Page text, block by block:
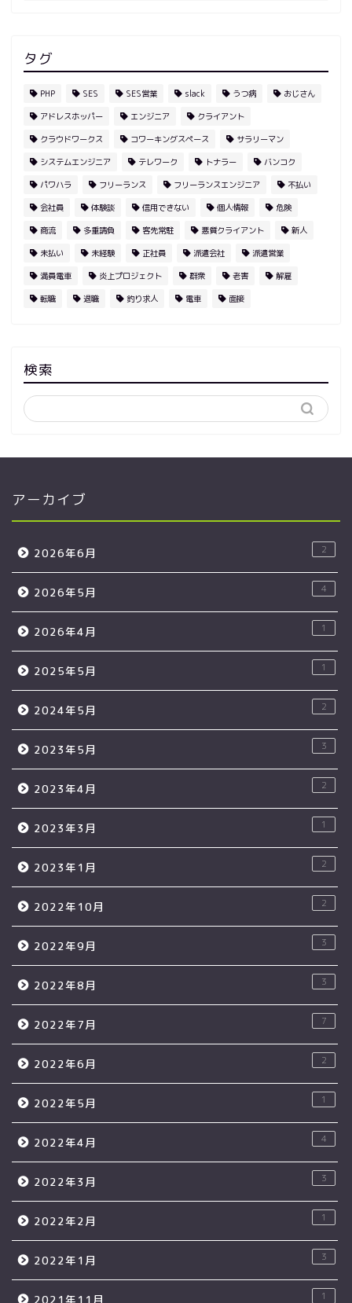
タグ
PHP SES SES営業 slack うつ病 おじさん
アドレスホッパー エンジニア クライアント
クラウドワークス コワーキングスペース サラリーマン
システムエンジニア テレワーク トナラー バンコク
パワハラ フリーランス フリーランスエンジニア 不払い
会社員 体験談 信用できない 個人情報 危険
商流 多重請負 客先常駐 悪質クライアント 新人
未払い 未経験 正社員 派遣会社 派遣営業
満員電車 炎上プロジェクト 群衆 老害 解雇
転職 退職 釣り求人 電車 面接
検索
アーカイブ
2026年6月 2
2026年5月 4
2026年4月 1
2025年5月 1
2024年5月 2
2023年5月 3
2023年4月 2
2023年3月 1
2023年1月 2
2022年10月 2
2022年9月 3
2022年8月 3
2022年7月 7
2022年6月 2
2022年5月 1
2022年4月 4
2022年3月 3
2022年2月 1
2022年1月 3
2021年11月 1